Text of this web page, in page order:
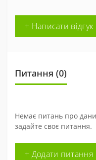
+ Написати відгук
Питання (0)
Немає питань про
задайте своє питання.
+ Додати питання